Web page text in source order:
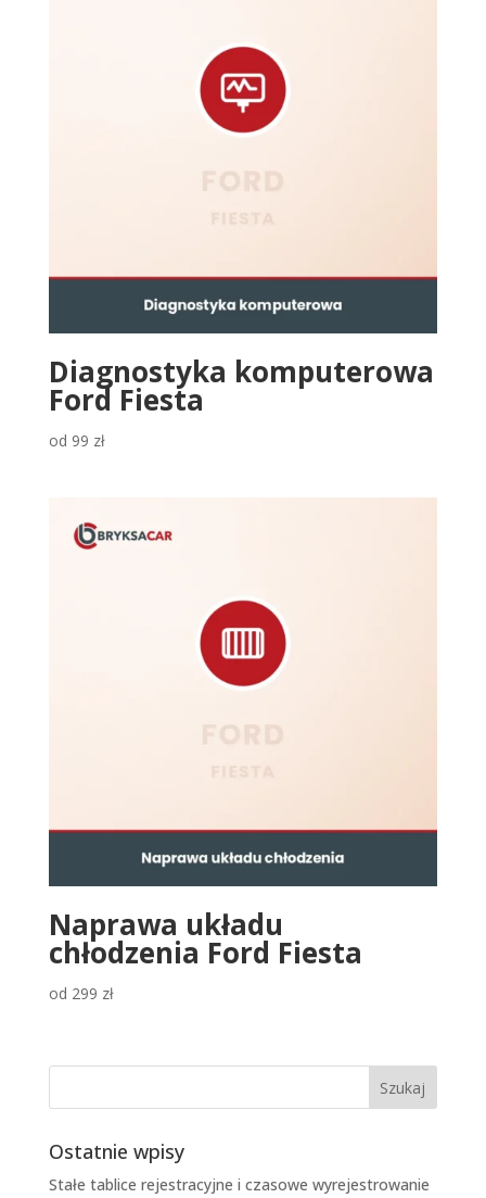
Diagnostyka komputerowa
Ford Fiesta
od 99 zł
Naprawa układu
chłodzenia Ford Fiesta
od 299 zł
Ostatnie wpisy
Stałe tablice rejestracyjne i czasowe wyrejestrowanie